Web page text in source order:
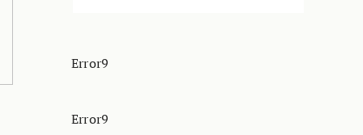
Error9
Error9